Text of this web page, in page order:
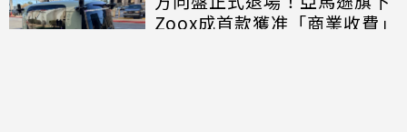
Zoox成首款獲准「商業收費」